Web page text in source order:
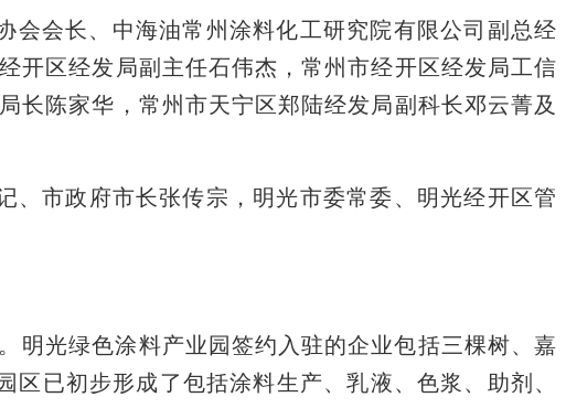
会会长、中海油常州涂料化工研究院有限公司副总经
开区经发局副主任石伟杰，常州市经开区经发局工信
长陈家华，常州市天宁区郑陆经发局副科长邓云菁及
、市政府市长张传宗，明光市委常委、明光经开区管
明光绿色涂料产业园签约入驻的企业包括三棵树、嘉
区已初步形成了包括涂料生产、乳液、色浆、助剂、